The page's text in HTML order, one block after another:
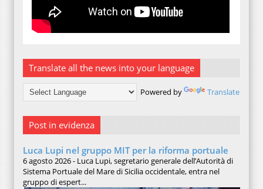
Translate all the news into your language
Powered by Translate
Post in evidenza
Luca Lupi nel gruppo MIT per la riforma portuale
6 agosto 2026 - Luca Lupi, segretario generale dell’Autorità di
Sistema Portuale del Mare di Sicilia occidentale, entra nel
gruppo di espert...